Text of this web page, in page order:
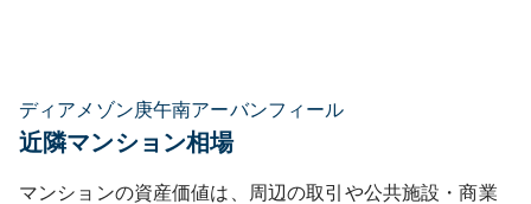
ディアメゾン庚午南アーバンフィール
近隣マンション相場
マンションの資産価値は、周辺の取引や公共施設・商業